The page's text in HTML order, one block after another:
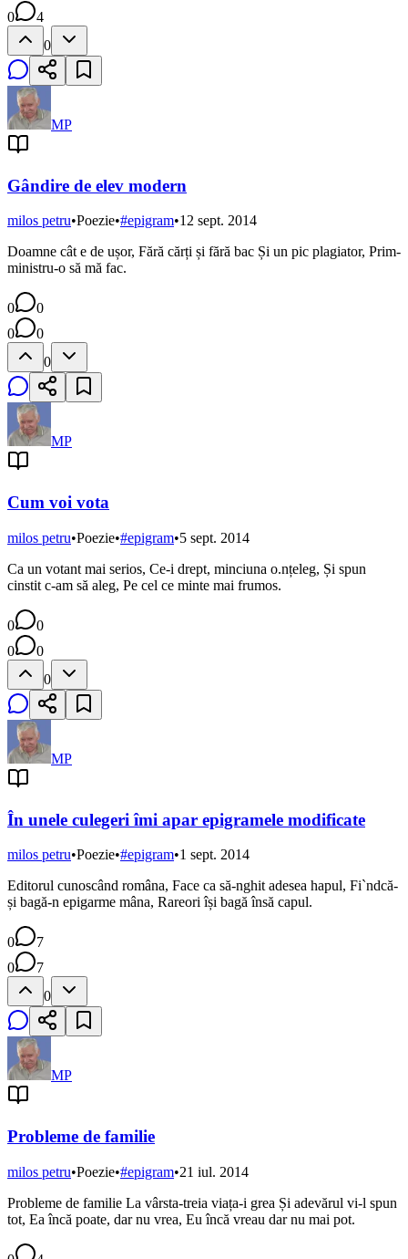
0
4
0
MP
Gândire de elev modern
milos petru•Poezie•#epigram•12 sept. 2014
Doamne cât e de ușor, Fără cărți și fără bac Și un pic plagiator, Prim-
ministru-o să mă fac.
0
0
0
0
0
MP
Cum voi vota
milos petru•Poezie•#epigram•5 sept. 2014
Ca un votant mai serios, Ce-i drept, minciuna o.nțeleg, Și spun
cinstit c-am să aleg, Pe cel ce minte mai frumos.
0
0
0
0
0
MP
În unele culegeri îmi apar epigramele modificate
milos petru•Poezie•#epigram•1 sept. 2014
Editorul cunoscând româna, Face ca să-nghit adesea hapul, Fi`ndcă-
și bagă-n epigarme mâna, Rareori își bagă însă capul.
0
7
0
7
0
MP
Probleme de familie
milos petru•Poezie•#epigram•21 iul. 2014
Probleme de familie La vârsta-treia viața-i grea Și adevărul vi-l spun
tot, Ea încă poate, dar nu vrea, Eu încă vreau dar nu mai pot.